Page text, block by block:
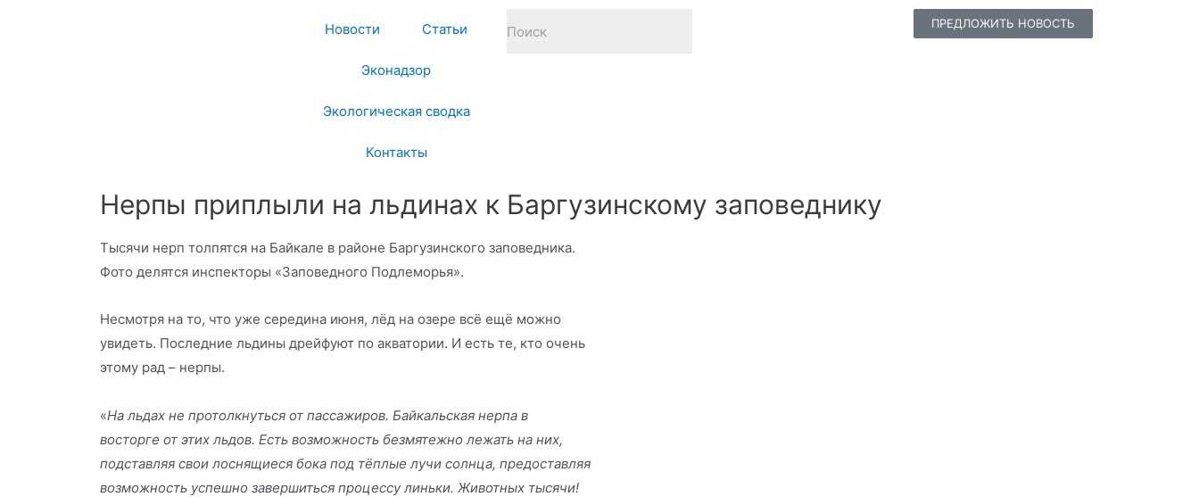
Новости Статьи
Эконадзор
Экологическая сводка
Контакты
ПРЕДЛОЖИТЬ НОВОСТЬ
Нерпы приплыли на льдинах к Баргузинскому заповеднику
Тысячи нерп толпятся на Байкале в районе Баргузинского заповедника.
Фото делятся инспекторы «Заповедного Подлеморья».
Несмотря на то, что уже середина июня, лёд на озере всё ещё можно
увидеть. Последние льдины дрейфуют по акватории. И есть те, кто очень
этому рад – нерпы.
«На льдах не протолкнуться от пассажиров. Байкальская нерпа в
восторге от этих льдов. Есть возможность безмятежно лежать на них,
подставляя свои лоснящиеся бока под тёплые лучи солнца, предоставляя
возможность успешно завершиться процессу линьки. Животных тысячи!